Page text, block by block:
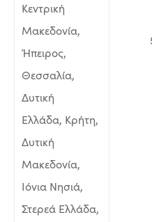
Κεντρική
Μακεδονία,
Ήπειρος,
Θεσσαλία,
Δυτική
Ελλάδα, Κρήτη,
Δυτική
Μακεδονία,
Ιόνια Νησιά,
Στερεά Ελλάδα,